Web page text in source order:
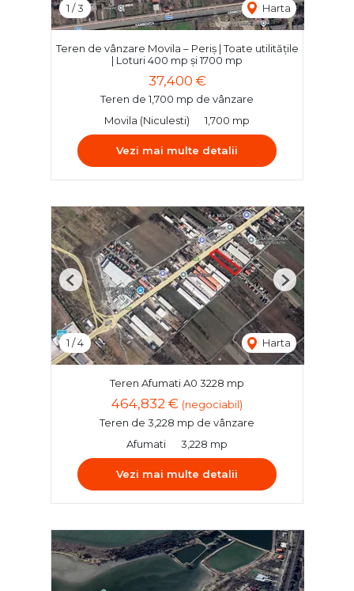
1 /3 Harta
Teren de vânzare Movila – Periș | Toate utilitățile
| Loturi 400 mp și 1700 mp
37,400 €
Teren de 1,700 mp de vânzare
Movila (Niculesti)
1,700 mp
Vezi mai multe detalii
1 /4 Harta
Previous Next
Teren Afumati A0 3228 mp
464,832 € (negociabil)
Teren de 3,228 mp de vânzare
Afumati
3,228 mp
Vezi mai multe detalii